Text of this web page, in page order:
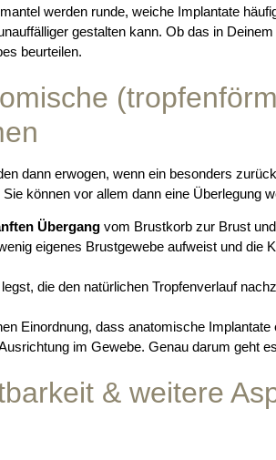
werden runde, weiche Implantate
gestalten kann. Ob das in
beurteilen.
dann erwogen, wenn ein besonders
können vor allem dann eine Überlegung
Übergang vom Brustkorb zur Brust
eigenes Brustgewebe aufweist und die
die den natürlichen Tropfenverlauf
Einordnung, dass anatomische
im Gewebe. Genau darum geht
& weitere